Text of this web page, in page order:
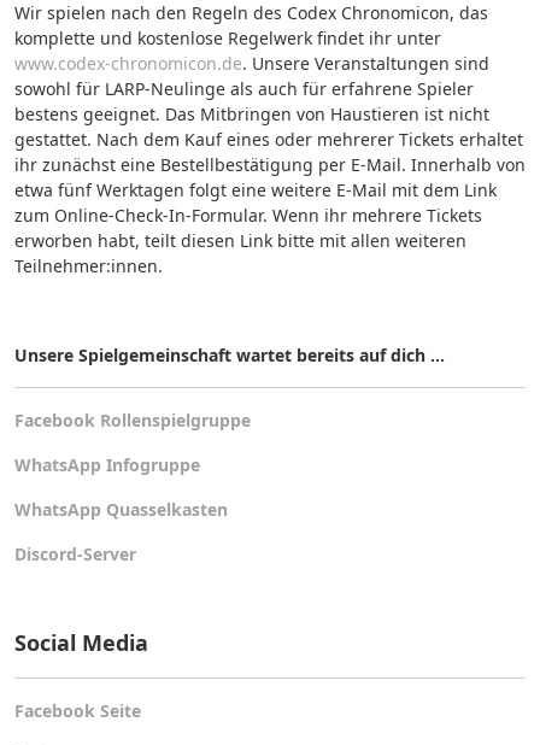
Wir spielen nach den Regeln des Codex Chronomicon, das
komplette und kostenlose Regelwerk findet ihr unter
www.codex-chronomicon.de. Unsere Veranstaltungen sind
sowohl für LARP-Neulinge als auch für erfahrene Spieler
bestens geeignet. Das Mitbringen von Haustieren ist nicht
gestattet. Nach dem Kauf eines oder mehrerer Tickets erhaltet
ihr zunächst eine Bestellbestätigung per E-Mail. Innerhalb von
etwa fünf Werktagen folgt eine weitere E-Mail mit dem Link
zum Online-Check-In-Formular. Wenn ihr mehrere Tickets
erworben habt, teilt diesen Link bitte mit allen weiteren
Teilnehmer:innen.
Unsere Spielgemeinschaft wartet bereits auf dich ...
Facebook Rollenspielgruppe
WhatsApp Infogruppe
WhatsApp Quasselkasten
Discord-Server
Social Media
Facebook Seite